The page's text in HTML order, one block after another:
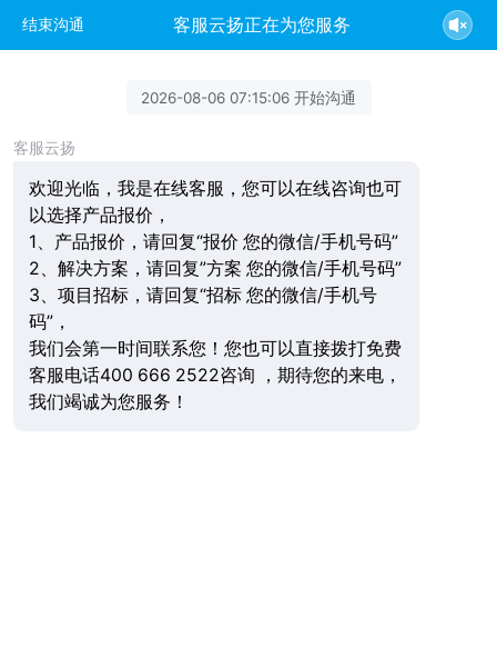
结束沟通 客服云扬正在为您服务
2026-08-06 07:15:06 开始沟通
客服云扬
欢迎光临，我是在线客服，您可以在线咨询也可
以选择产品报价，
1、产品报价，请回复“报价 您的微信/手机号码”
2、解决方案，请回复”方案 您的微信/手机号码”
3、项目招标，请回复“招标 您的微信/手机号
码”，
我们会第一时间联系您！您也可以直接拨打免费
客服电话400 666 2522咨询 ，期待您的来电，
我们竭诚为您服务！